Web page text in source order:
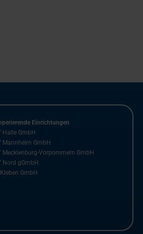
Einrichtungen
Halle GmbH
Mannheim GmbH
Mecklenburg-Vorpommern GmbH
Nord gGmbH
GmbH